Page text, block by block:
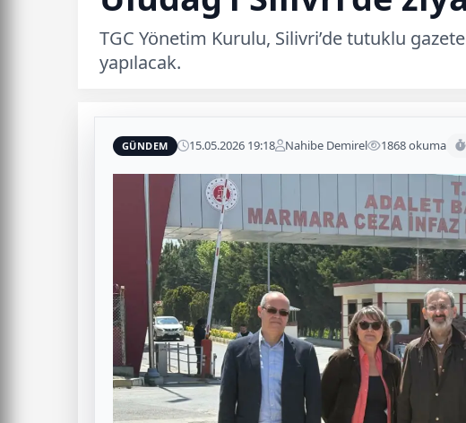
TGC Yönetim Kurulu, Silivri’de tutuklu
yapılacak.
GÜNDEM 15.05.2026 19:18 Nahibe Demirel 1868 okuma